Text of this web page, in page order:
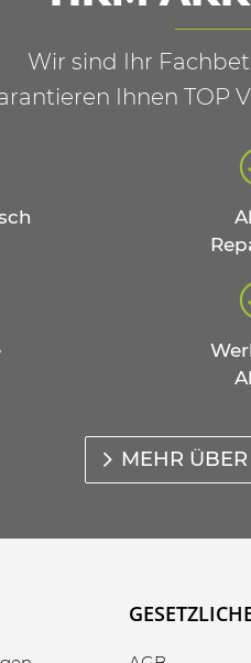
Wir sind Ihr
Ihnen TOP
MEHR